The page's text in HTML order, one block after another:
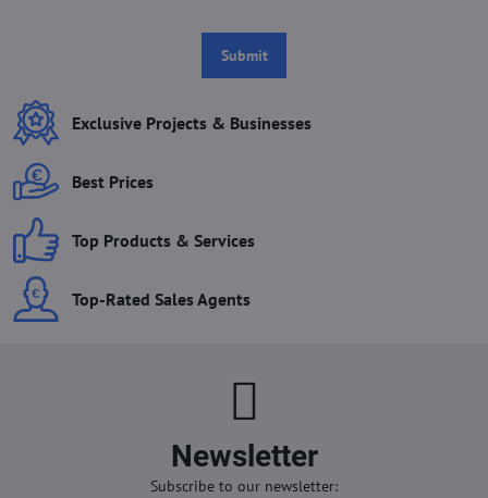
Submit
Exclusive Projects & Businesses
Best Prices
Top Products & Services
Top-Rated Sales Agents
Newsletter
Subscribe to our newsletter: